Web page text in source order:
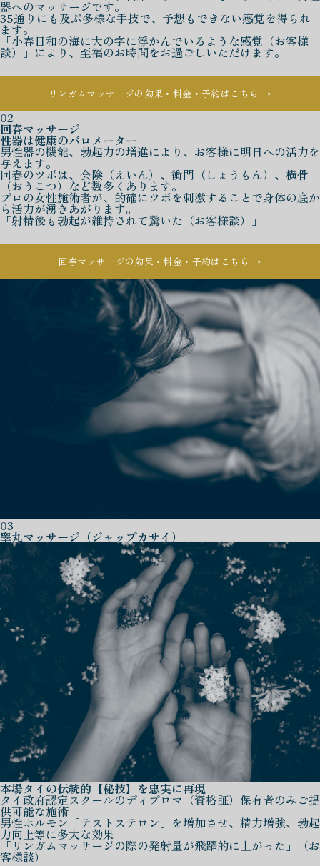
器へのマッサージです。
35通りにも及ぶ多様な手技で、予想もできない感覚を得られ
ます。
「小春日和の海に大の字に浮かんでいるような感覚（お客様
談）」により、至福のお時間をお過ごしいただけます。
リンガムマッサージの効果・料金・予約はこちら →
02
回春マッサージ
性器は健康のバロメーター
男性器の機能、勃起力の増進により、お客様に明日への活力を
与えます。
回春のツボは、会陰（えいん）、衝門（しょうもん）、横骨
（おうこつ）など数多くあります。
プロの女性施術者が、的確にツボを刺激することで身体の底か
ら活力が湧きあがります。
「射精後も勃起が維持されて驚いた（お客様談）」
回春マッサージの効果・料金・予約はこちら →
03
睾丸マッサージ（ジャップカサイ）
本場タイの伝統的【秘技】を忠実に再現
タイ政府認定スクールのディプロマ（資格証）保有者のみご提
供可能な施術
男性ホルモン「テストステロン」を増加させ、精力増強、勃起
力向上等に多大な効果
「リンガムマッサージの際の発射量が飛躍的に上がった」（お
客様談）